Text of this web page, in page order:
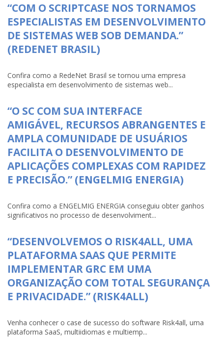
“COM O SCRIPTCASE NOS TORNAMOS
ESPECIALISTAS EM DESENVOLVIMENTO
DE SISTEMAS WEB SOB DEMANDA.”
(REDENET BRASIL)
Confira como a RedeNet Brasil se tornou uma empresa
especialista em desenvolvimento de sistemas web...
“O SC COM SUA INTERFACE
AMIGÁVEL, RECURSOS ABRANGENTES E
AMPLA COMUNIDADE DE USUÁRIOS
FACILITA O DESENVOLVIMENTO DE
APLICAÇÕES COMPLEXAS COM RAPIDEZ
E PRECISÃO.” (ENGELMIG ENERGIA)
Confira como a ENGELMIG ENERGIA conseguiu obter ganhos
significativos no processo de desenvolviment...
“DESENVOLVEMOS O RISK4ALL, UMA
PLATAFORMA SAAS QUE PERMITE
IMPLEMENTAR GRC EM UMA
ORGANIZAÇÃO COM TOTAL SEGURANÇA
E PRIVACIDADE.” (RISK4ALL)
Venha conhecer o case de sucesso do software Risk4all, uma
plataforma SaaS, multiidiomas e multiemp...